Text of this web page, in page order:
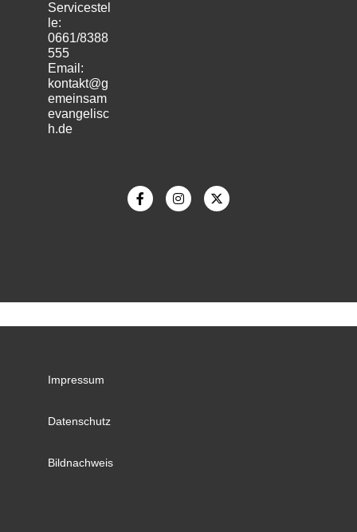
Servicestel
le:
0661/8388
555
Email:
kontakt@g
emeinsam
evangelisc
h.de
Impressum
Datenschutz
Bildnachweis